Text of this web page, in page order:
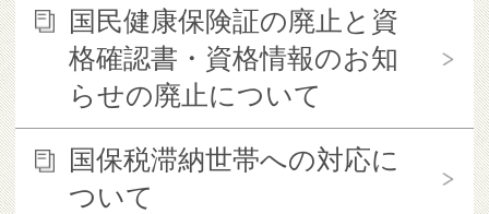
国民健康保険証の廃止と資
格確認書・資格情報のお知
らせの廃止について
国保税滞納世帯への対応に
ついて